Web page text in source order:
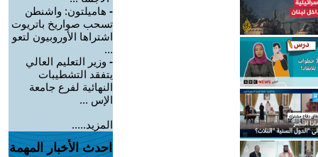
- هاميلتون: واشنطن
تسحب صواريخ باتريوت
اشتراها الأوروبيون لتعو
...
- وزير التعليم العالي
يتفقد التشطيبات
النهائية لفرع جامعة
الإس ...
المزيد.....
احدث الأخبار المهمة